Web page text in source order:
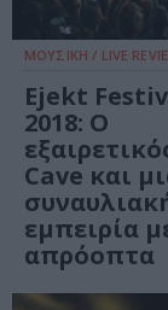
ΜΟΥΣΙΚΗ / LIVE
Ejekt
2018: Ο
Cave και
εμπειρία
απρόοπτα